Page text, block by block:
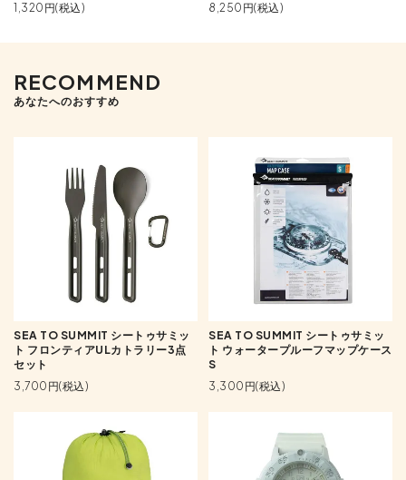
1,320円(税込)
8,250円(税込)
RECOMMEND
あなたへのおすすめ
SEA TO SUMMIT シートゥサミッ
ト フロンティアULカトラリー3点
セット
3,700円(税込)
SEA TO SUMMIT シートゥサミッ
ト ウォータープルーフマップケース
S
3,300円(税込)